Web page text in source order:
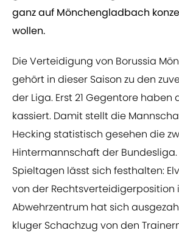
ganz auf Mönchengladbach
wollen.
Die Verteidigung von Borussia
gehört in dieser Saison zu den
der Liga. Erst 21 Gegentore haben
kassiert. Damit stellt die
Hecking statistisch gesehen die
Hintermannschaft der Bundesliga.
Spieltagen lässt sich festhalten:
von der Rechtsverteidigerposition
Abwehrzentrum hat sich
kluger Schachzug von den